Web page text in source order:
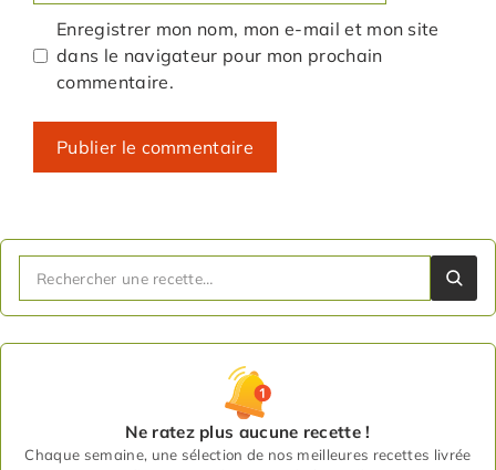
Enregistrer mon nom, mon e-mail et mon site
dans le navigateur pour mon prochain
commentaire.
Ne ratez plus aucune recette !
Chaque semaine, une sélection de nos meilleures recettes livrée